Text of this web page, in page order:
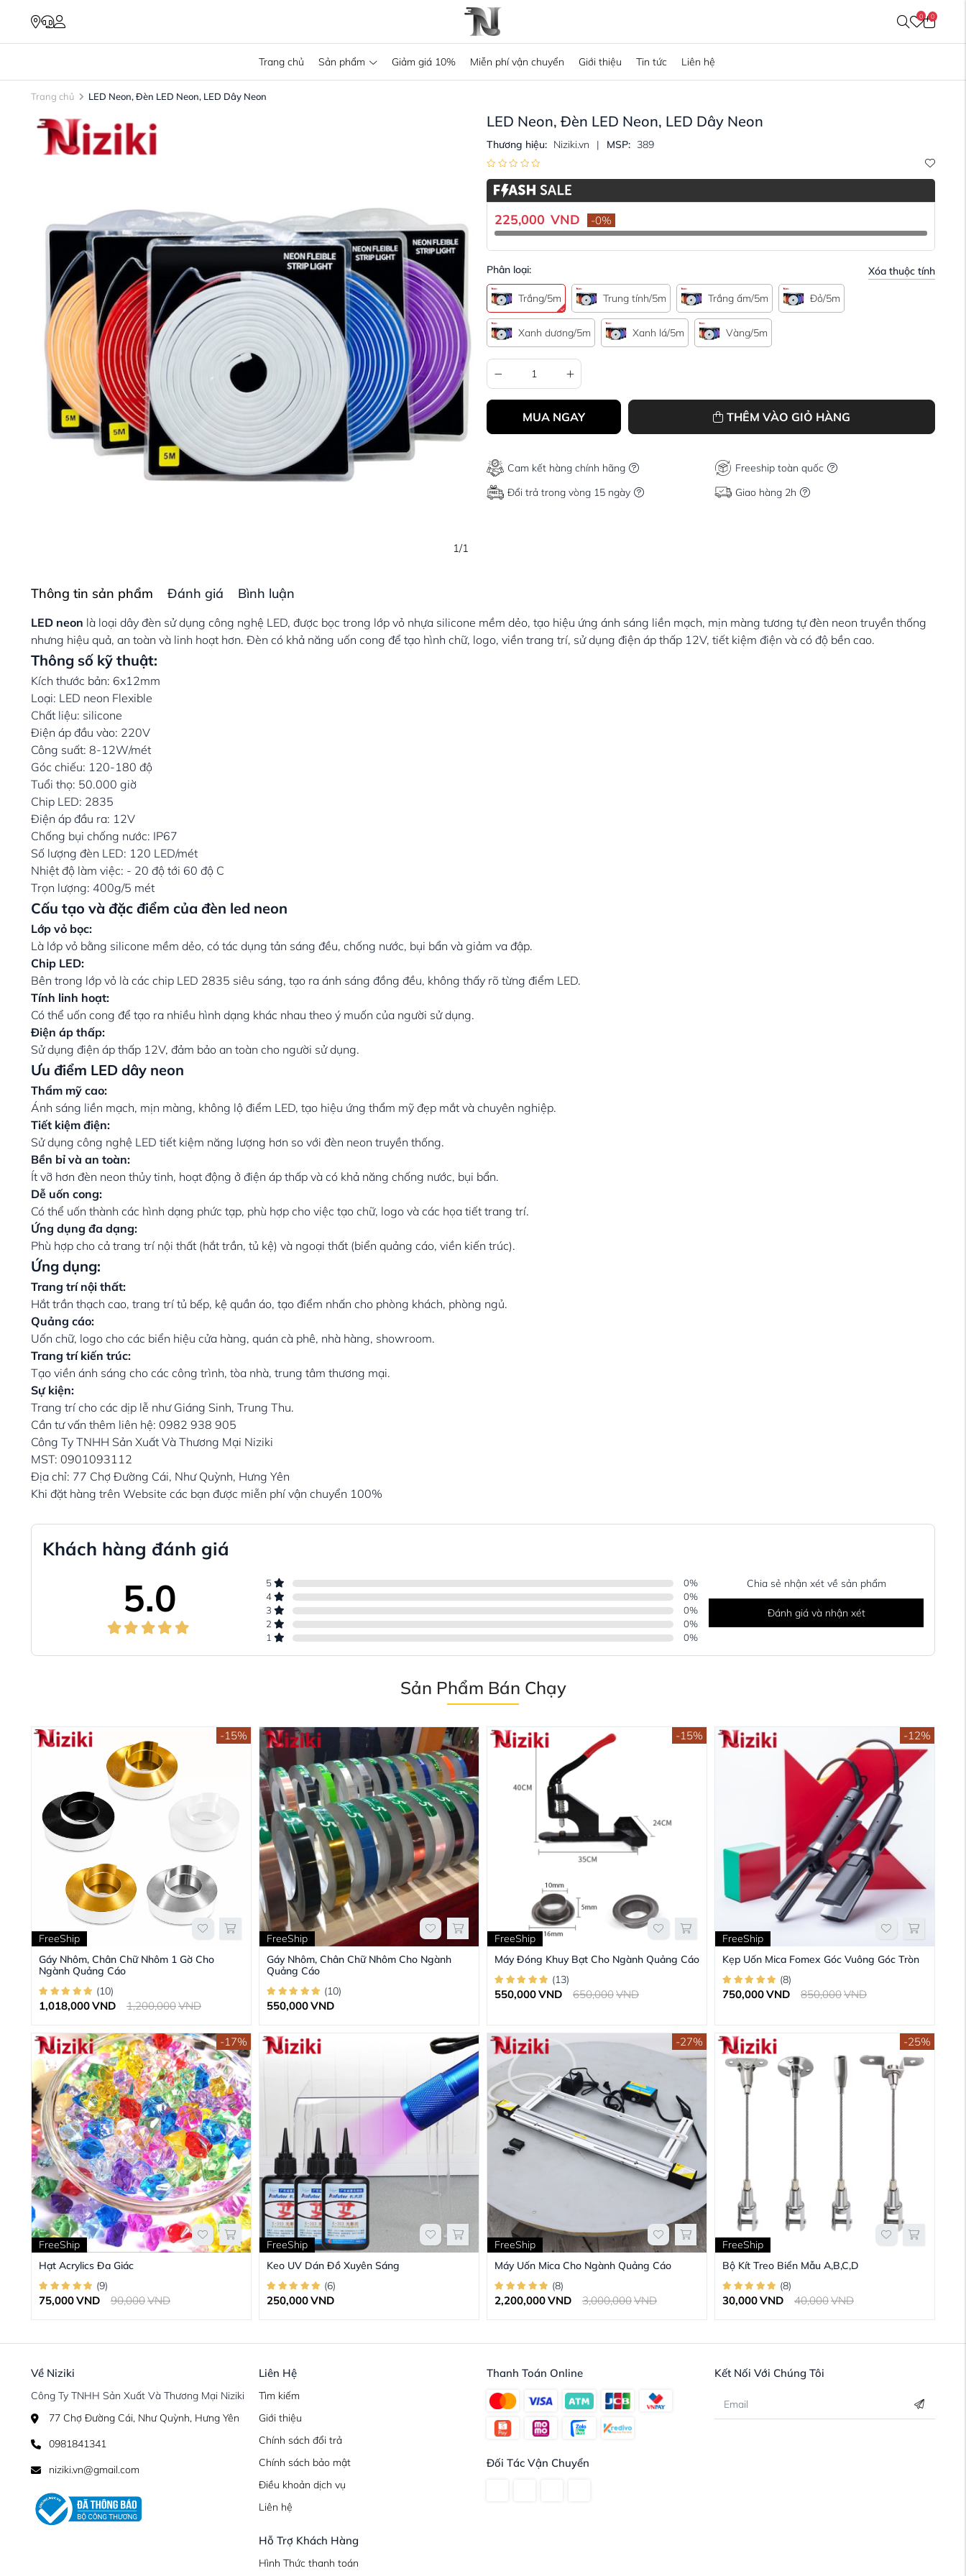
0 0
Trang chủ Sản phẩm Giảm giá 10% Miễn phí vận chuyển Giới thiệu Tin tức Liên hệ
Trang chủ LED Neon, Đèn LED Neon, LED Dây Neon
1/1
LED Neon, Đèn LED Neon, LED Dây Neon
Thương hiệu: Niziki.vn | MSP: 389
225,000 VND -0%
Phân loại: Xóa thuộc tính
Trắng/5m Trung tính/5m Trắng ấm/5m Đỏ/5m
Xanh dương/5m Xanh lá/5m Vàng/5m
MUA NGAY THÊM VÀO GIỎ HÀNG
Cam kết hàng chính hãng
Freeship toàn quốc
Đổi trả trong vòng 15 ngày
Giao hàng 2h
Thông tin sản phẩm Đánh giá Bình luận
LED neon là loại dây đèn sử dụng công nghệ LED, được bọc trong lớp vỏ nhựa silicone mềm dẻo, tạo hiệu ứng ánh sáng liền mạch, mịn màng tương tự đèn neon truyền thống
nhưng hiệu quả, an toàn và linh hoạt hơn. Đèn có khả năng uốn cong để tạo hình chữ, logo, viền trang trí, sử dụng điện áp thấp 12V, tiết kiệm điện và có độ bền cao.
Thông số kỹ thuật:
Kích thước bản: 6x12mm
Loại: LED neon Flexible
Chất liệu: silicone
Điện áp đầu vào: 220V
Công suất: 8-12W/mét
Góc chiếu: 120-180 độ
Tuổi thọ: 50.000 giờ
Chip LED: 2835
Điện áp đầu ra: 12V
Chống bụi chống nước: IP67
Số lượng đèn LED: 120 LED/mét
Nhiệt độ làm việc: - 20 độ tới 60 độ C
Trọn lượng: 400g/5 mét
Cấu tạo và đặc điểm của đèn led neon
Lớp vỏ bọc:
Là lớp vỏ bằng silicone mềm dẻo, có tác dụng tản sáng đều, chống nước, bụi bẩn và giảm va đập.
Chip LED:
Bên trong lớp vỏ là các chip LED 2835 siêu sáng, tạo ra ánh sáng đồng đều, không thấy rõ từng điểm LED.
Tính linh hoạt:
Có thể uốn cong để tạo ra nhiều hình dạng khác nhau theo ý muốn của người sử dụng.
Điện áp thấp:
Sử dụng điện áp thấp 12V, đảm bảo an toàn cho người sử dụng.
Ưu điểm LED dây neon
Thẩm mỹ cao:
Ánh sáng liền mạch, mịn màng, không lộ điểm LED, tạo hiệu ứng thẩm mỹ đẹp mắt và chuyên nghiệp.
Tiết kiệm điện:
Sử dụng công nghệ LED tiết kiệm năng lượng hơn so với đèn neon truyền thống.
Bền bỉ và an toàn:
Ít vỡ hơn đèn neon thủy tinh, hoạt động ở điện áp thấp và có khả năng chống nước, bụi bẩn.
Dễ uốn cong:
Có thể uốn thành các hình dạng phức tạp, phù hợp cho việc tạo chữ, logo và các họa tiết trang trí.
Ứng dụng đa dạng:
Phù hợp cho cả trang trí nội thất (hắt trần, tủ kệ) và ngoại thất (biển quảng cáo, viền kiến trúc).
Ứng dụng:
Trang trí nội thất:
Hắt trần thạch cao, trang trí tủ bếp, kệ quần áo, tạo điểm nhấn cho phòng khách, phòng ngủ.
Quảng cáo:
Uốn chữ, logo cho các biển hiệu cửa hàng, quán cà phê, nhà hàng, showroom.
Trang trí kiến trúc:
Tạo viền ánh sáng cho các công trình, tòa nhà, trung tâm thương mại.
Sự kiện:
Trang trí cho các dịp lễ như Giáng Sinh, Trung Thu.
Cần tư vấn thêm liên hệ: 0982 938 905
Công Ty TNHH Sản Xuất Và Thương Mại Niziki
MST: 0901093112
Địa chỉ: 77 Chợ Đường Cái, Như Quỳnh, Hưng Yên
Khi đặt hàng trên Website các bạn được miễn phí vận chuyển 100%
Khách hàng đánh giá
5.0 5 0%
4
0%
3
0%
2
0%
1
0%
Chia sẻ nhận xét về sản phẩm
Đánh giá và nhận xét
Sản Phẩm Bán Chạy
-15%
FreeShip
Gáy Nhôm, Chân Chữ Nhôm 1 Gờ Cho
Ngành Quảng Cáo
(10)
1,018,000VND 1,200,000VND
FreeShip
Gáy Nhôm, Chân Chữ Nhôm Cho Ngành
Quảng Cáo
(10)
550,000VND
-15%
FreeShip
Máy Đóng Khuy Bạt Cho Ngành Quảng Cáo
(13)
550,000VND 650,000VND
-12%
FreeShip
Kẹp Uốn Mica Fomex Góc Vuông Góc Tròn
(8)
750,000VND 850,000VND
-17%
FreeShip
Hạt Acrylics Đa Giác
(9)
75,000VND 90,000VND
FreeShip
Keo UV Dán Đồ Xuyên Sáng
(6)
250,000VND
-27%
FreeShip
Máy Uốn Mica Cho Ngành Quảng Cáo
(8)
2,200,000VND 3,000,000VND
-25%
FreeShip
Bộ Kít Treo Biển Mẫu A,B,C,D
(8)
30,000VND 40,000VND
Về Niziki
Công Ty TNHH Sản Xuất Và Thương Mại Niziki
77 Chợ Đường Cái, Như Quỳnh, Hưng Yên
0981841341
niziki.vn@gmail.com
Liên Hệ
Tìm kiếm
Giới thiệu
Chính sách đổi trả
Chính sách bảo mật
Điều khoản dịch vụ
Liên hệ
Hỗ Trợ Khách Hàng
Hình Thức thanh toán
Thanh Toán Online
Đối Tác Vận Chuyển
Kết Nối Với Chúng Tôi